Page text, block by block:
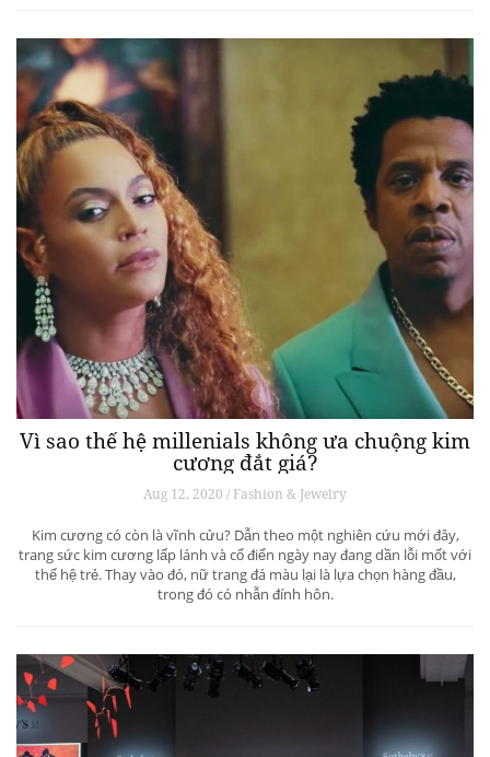
Vì sao thế hệ millenials không ưa chuộng kim
cương đắt giá?
Aug 12, 2020 / Fashion & Jewelry
Kim cương có còn là vĩnh cửu? Dẫn theo một nghiên cứu mới đây,
trang sức kim cương lấp lánh và cổ điển ngày nay đang dần lỗi mốt với
thế hệ trẻ. Thay vào đó, nữ trang đá màu lại là lựa chọn hàng đầu,
trong đó có nhẫn đính hôn.